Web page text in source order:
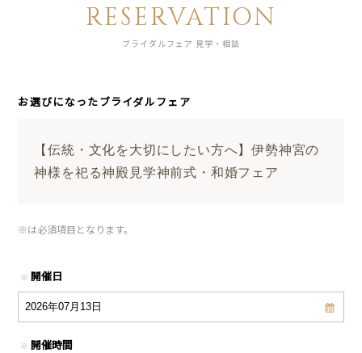
RESERVATION
ブライダルフェア 見学・相談
お選びになったブライダルフェア
【伝統・文化を大切にしたい方へ】伊勢神宮の
神様を祀る神殿見学神前式・和婚フェア
※は必須項目となります。
※ 開催日
※ 開催時間